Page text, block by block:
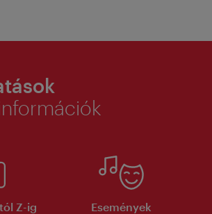
Z-ig Események